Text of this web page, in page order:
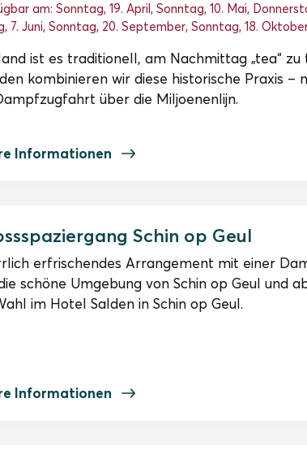
am: Sonntag, 19. April, Sonntag, 10. Mai,
7. Juni, Sonntag, 20. September, Sonntag, 18.
ist es traditionell, am Nachmittag „tea“
kombinieren wir diese historische Praxis
über die Miljoenenlijn.
Informationen
Schin op Geul
erfrischendes Arrangement mit einer
schöne Umgebung von Schin op Geul und
im Hotel Salden in Schin op Geul.
Informationen